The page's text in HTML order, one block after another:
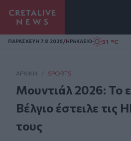
Homepage
ΠΑΡΑΣΚΕΥΗ 7.8.2026/ΗΡΑΚΛΕΙΟ 31 °C
ΑΡΧΙΚΗ / SPORTS
Μουντιάλ 2026: Το
Βέλγιο έστειλε τις
τους